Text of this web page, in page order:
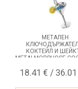
МЕТАЛЕН
КОКТЕЙЛ И
METALMORPHOSE
18.41 € /